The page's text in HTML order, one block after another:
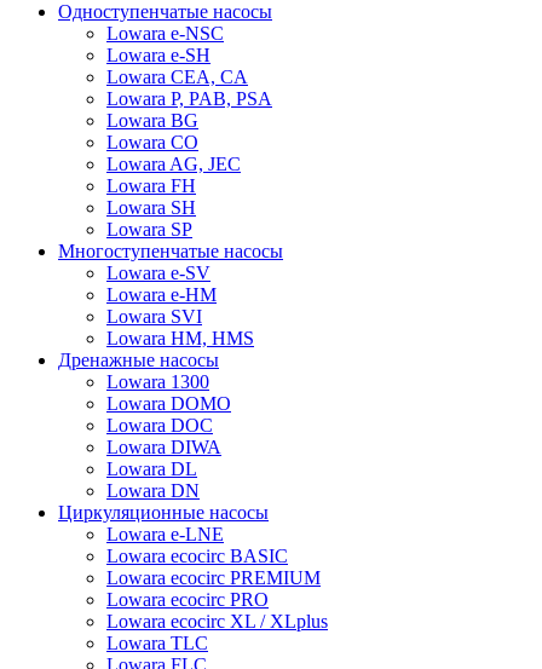
Одноступенчатые насосы
Lowara e-NSC
Lowara e-SH
Lowara CEA, CA
Lowara P, PAB, PSA
Lowara BG
Lowara CO
Lowara AG, JEC
Lowara FH
Lowara SH
Lowara SP
Многоступенчатые насосы
Lowara e-SV
Lowara e-HM
Lowara SVI
Lowara HM, HMS
Дренажные насосы
Lowara 1300
Lowara DOMO
Lowara DOC
Lowara DIWA
Lowara DL
Lowara DN
Циркуляционные насосы
Lowara e-LNE
Lowara ecocirc BASIC
Lowara ecocirc PREMIUM
Lowara ecocirc PRO
Lowara ecocirc XL / XLplus
Lowara TLC